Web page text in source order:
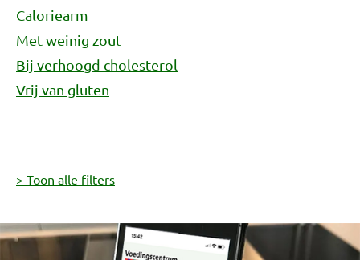
Caloriearm
Met weinig zout
Bij verhoogd cholesterol
Vrij van gluten
> Toon alle filters